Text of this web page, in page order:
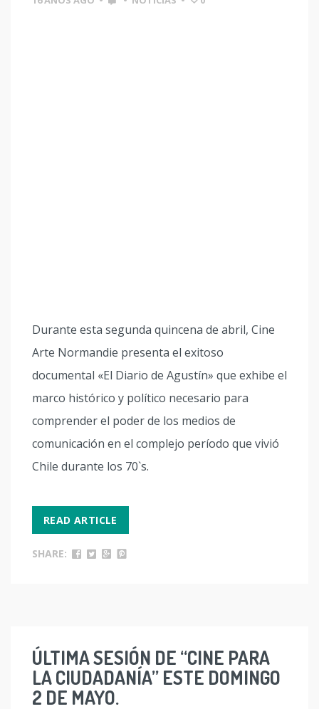
Durante esta segunda quincena de abril, Cine
Arte Normandie presenta el exitoso
documental «El Diario de Agustín» que exhibe el
marco histórico y político necesario para
comprender el poder de los medios de
comunicación en el complejo período que vivió
Chile durante los 70`s.
READ ARTICLE
SHARE:
ÚLTIMA SESIÓN DE “CINE PARA
LA CIUDADANÍA” ESTE DOMINGO
2 DE MAYO.